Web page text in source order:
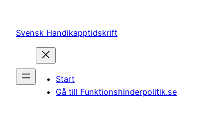
innehåll
Svensk Handikapptidskrift
Start
Gå till Funktionshinderpolitik.se